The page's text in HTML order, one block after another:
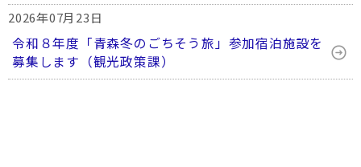
2026年07月23日
令和８年度「青森冬のごちそう旅」参加宿泊施設を
募集します（観光政策課）